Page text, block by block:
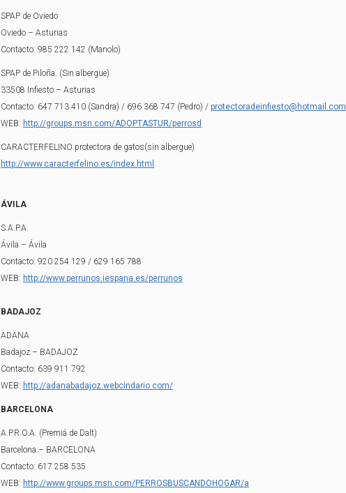
SPAP de Oviedo
Oviedo – Asturias
Contacto: 985 222 142 (Manolo)
SPAP de Piloña. (Sin albergue)
33508 Infiesto – Asturias
Contacto: 647 713 410 (Sandra) / 696 368 747 (Pedro) / protectoradeinfiesto@hotmail.com
WEB: http://groups.msn.com/ADOPTASTUR/perrosd
CARACTERFELINO protectora de gatos(sin albergue)
http://www.caracterfelino.es/index.html
ÁVILA
S.A.P.A.
Ávila – Ávila
Contacto: 920 254 129 / 629 165 788
WEB: http://www.perrunos.iespana.es/perrunos
BADAJOZ
ADANA
Badajoz – BADAJOZ
Contacto: 639 911 792
WEB: http://adanabadajoz.webcindario.com/
BARCELONA
A.P.R.O.A. (Premiá de Dalt)
Barcelona – BARCELONA
Contacto: 617 258 535
WEB: http://www.groups.msn.com/PERROSBUSCANDOHOGAR/a